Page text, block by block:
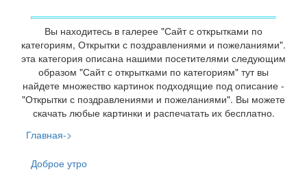
Вы находитесь в галерее "Сайт с открытками по
категориям, Открытки с поздравлениями и пожеланиями".
эта категория описана нашими посетителями следующим
образом "Сайт с открытками по категориям" тут вы
найдете множество картинок подходящие под описание -
"Открытки с поздравлениями и пожеланиями". Вы можете
скачать любые картинки и распечатать их бесплатно.
Главная->
Доброе утро